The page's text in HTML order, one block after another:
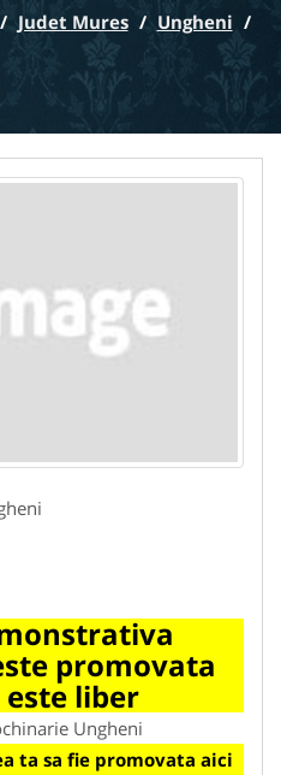
/ Judet Mures / Ungheni /
promovata
liber
Ungheni
ta sa fie promovata aici